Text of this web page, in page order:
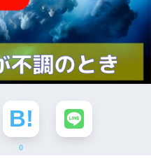
0